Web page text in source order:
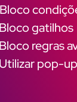
gatilhos
regras
pop-